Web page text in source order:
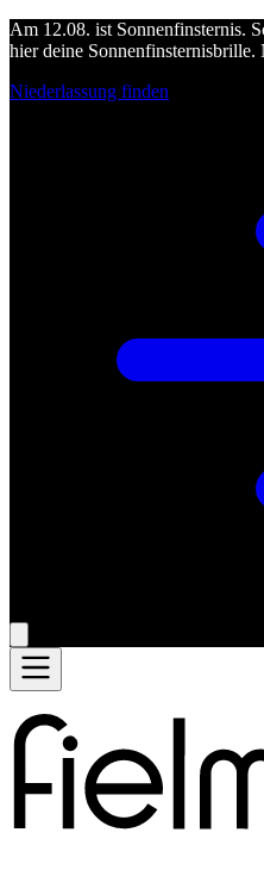
Am 12.08. ist Sonnenfinsternis.
hier deine Sonnenfinsternisbrille.
Niederlassung finden